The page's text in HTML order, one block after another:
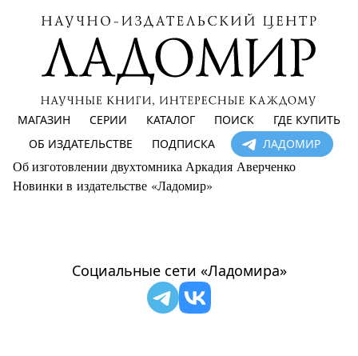
МАГАЗИН СЕРИИ КАТАЛОГ ПОИСК
ГДЕ КУПИТЬ
ОБ ИЗДАТЕЛЬСТВЕ
ПОДПИСКА ЛАДОМИР
Об изготовлении двухтомника Аркадия Аверченко
Новинки в издательстве «Ладомир»
Социальные сети «Ладомира»